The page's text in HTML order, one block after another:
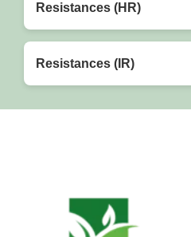
Resistances (HR)
Resistances (IR)